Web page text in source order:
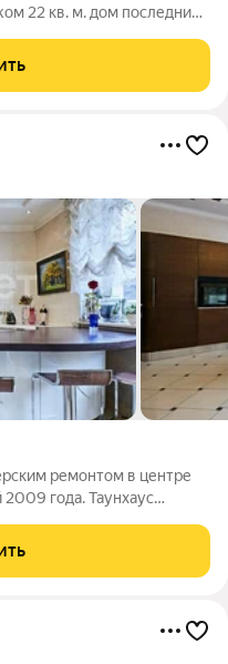
22 кв. м. дом последний
Район Белого озера.
ремонтом в центре
года. Таунхаус
со всеми